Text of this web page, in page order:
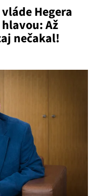
Hegera
Až
nečakal!